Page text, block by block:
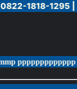
1818-1295 |
1818-1295 |